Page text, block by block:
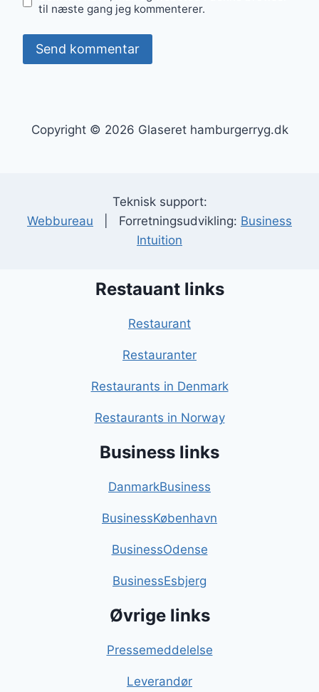
til næste gang jeg kommenterer.
Copyright © 2026 Glaseret hamburgerryg.dk
Teknisk support:
Webbureau | Forretningsudvikling: Business
Intuition
Restauant links
Restaurant
Restauranter
Restaurants in Denmark
Restaurants in Norway
Business links
DanmarkBusiness
BusinessKøbenhavn
BusinessOdense
BusinessEsbjerg
Øvrige links
Pressemeddelelse
Leverandør